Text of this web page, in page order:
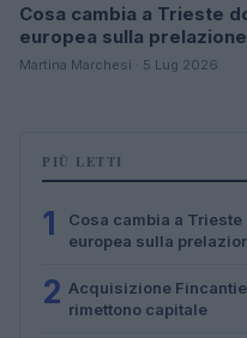
Cosa cambia a Trieste
europea sulla
Martina Marchesi · 5 Lug 2026
PIÙ LETTI
1
Cosa cambia a
europea sulla
2 Acquisizione
rimettono capitale